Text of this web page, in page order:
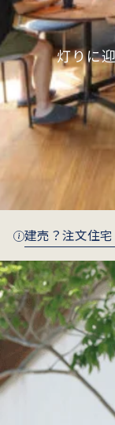
インナーガレ
季節がそっ
灯りに
インナーガレ
季節がそっ
建売？注文住